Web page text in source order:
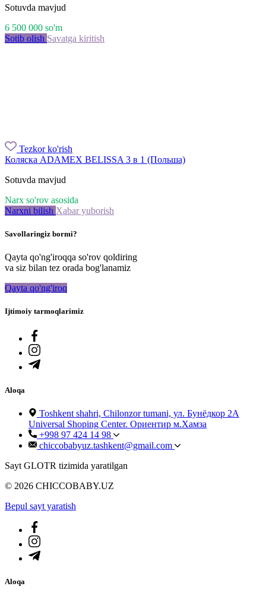
Sotuvda mavjud
6 500 000 so'm
Sotib olish Savatga kiritish
Tezkor ko'rish
Коляска ADAMEX BELISSA 3 в 1 (Польша)
Sotuvda mavjud
Narx so'rov asosida
Narxni bilish Xabar yuborish
Savollaringiz bormi?
Qayta qo'ng'iroqqa so'rov qoldiring
va siz bilan tez orada bog'lanamiz
Qayta qo'ng'iroq
Ijtimoiy tarmoqlarimiz
Aloqa
Toshkent shahri, Chilonzor tumani, ул. Бунёдкор 2А
Universal Shoping Center. Ориентир м.Хамза
+998 97 424 14 98
chiccobabyuz.tashkent@gmail.com
Sayt GLOTR tizimida yaratilgan
© 2026 CHICCOBABY.UZ
Bepul sayt yaratish
Aloqa